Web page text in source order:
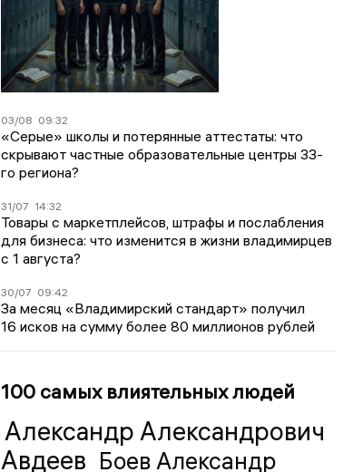
03/08 09:32
«Серые» школы и потерянные аттестаты: что
скрывают частные образовательные центры 33-
го региона?
31/07 14:32
Товары с маркетплейсов, штрафы и послабления
для бизнеса: что изменится в жизни владимирцев
с 1 августа?
30/07 09:42
За месяц «Владимирский стандарт» получил
16 исков на сумму более 80 миллионов рублей
100 самых влиятельных людей
Александр Александрович
Авдеев Боев Александр